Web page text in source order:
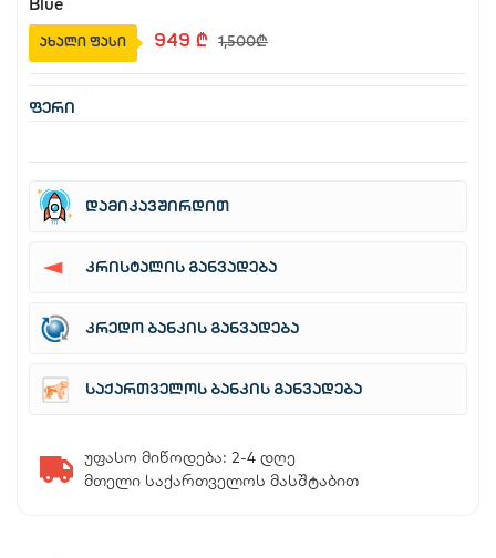
ფავორიტები
დარეგისტრირება
ახალი ფასი 949 ₾ 1,500₾
ფერი
დამიკავშირდით
კრისტალის განვადება
კრედო ბანკის განვადება
საქართველოს ბანკის განვადება
უფასო მიწოდება: 2-4 დღე
მთელი საქართველოს მასშტაბით